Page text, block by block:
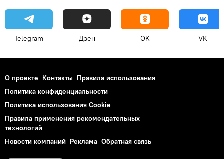
Telegram Дзен OK VK
О проекте Контакты Правила использования
Политика конфиденциальности
Политика использования Cookie
Правила применения рекомендательных
технологий
Новости компаний Реклама Обратная связь